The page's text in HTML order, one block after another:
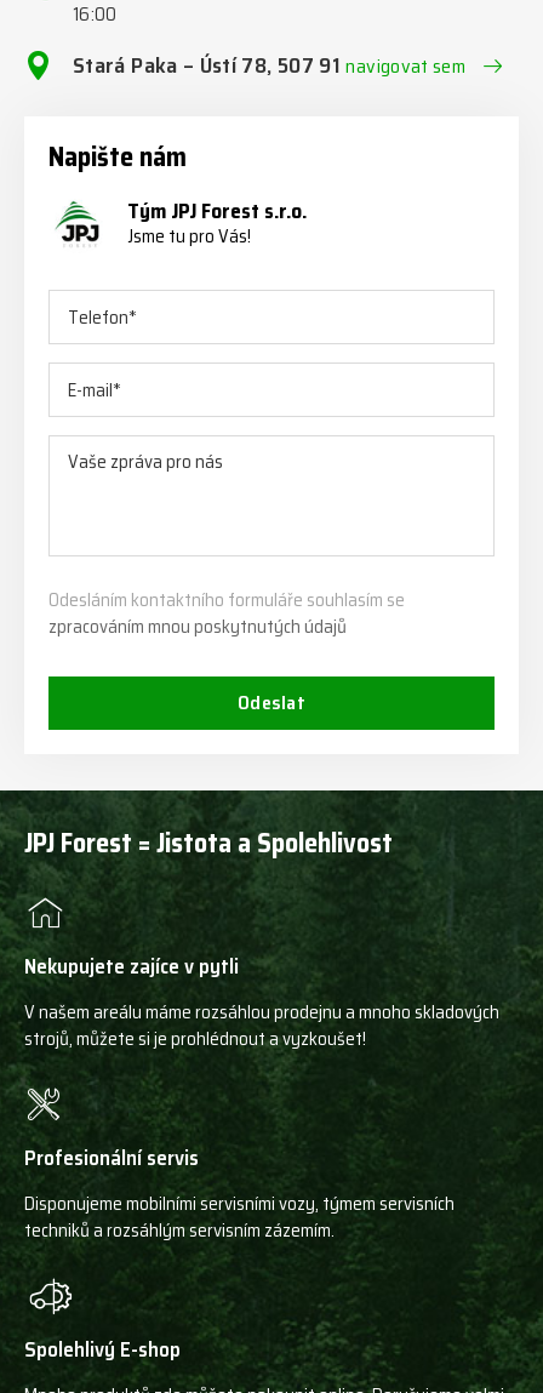
16:00
Stará Paka – Ústí 78, 507 91navigovat sem
Napište nám
Tým JPJ Forest s.r.o.
Jsme tu pro Vás!
Odesláním kontaktního formuláře souhlasím se
zpracováním mnou poskytnutých údajů
Odeslat
JPJ Forest = Jistota a Spolehlivost
Nekupujete zajíce v pytli
V našem areálu máme rozsáhlou prodejnu a mnoho skladových
strojů, můžete si je prohlédnout a vyzkoušet!
Profesionální servis
Disponujeme mobilními servisními vozy, týmem servisních
techniků a rozsáhlým servisním zázemím.
Spolehlivý E-shop